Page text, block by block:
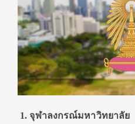
1. จุฬาลงกรณ์มหาวิทยาลัย